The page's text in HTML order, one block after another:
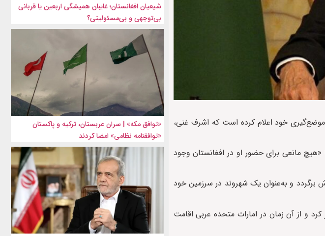
خود اعلام کرده است که اشرف غنی،
مانعی برای حضور او در افغانستان وجود
برگردد و به‌عنوان یک شهروند در سرزمین خود
فرار کرد و از آن زمان در امارات متحده عربی اقامت
شیعیان افغانستان؛ غایبان همیشگی اربعین یا قربانی
بی‌توجهی و بی‌مسئولیتی؟
«توافق مکه» | سران عربستان، ترکیه و پاکستان
«توافقنامه نظامی» امضا کردند